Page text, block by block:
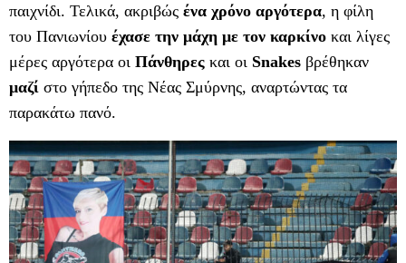
παιχνίδι. Τελικά, ακριβώς ένα χρόνο αργότερα, η φίλη
του Πανιωνίου έχασε την μάχη με τον καρκίνο και λίγες
μέρες αργότερα οι Πάνθηρες και οι Snakes βρέθηκαν
μαζί στο γήπεδο της Νέας Σμύρνης, αναρτώντας τα
παρακάτω πανό.